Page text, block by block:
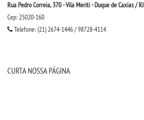
Rua Pedro Correia, 370 - Vila Meriti - Duque de Caxias / RJ
Cep: 25020-160
Telefone: (21) 2674-1446 / 98728-4114
CURTA NOSSA PÁGINA